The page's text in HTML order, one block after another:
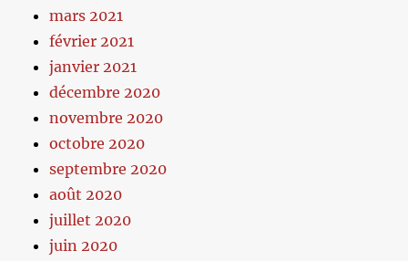
mars 2021
février 2021
janvier 2021
décembre 2020
novembre 2020
octobre 2020
septembre 2020
août 2020
juillet 2020
juin 2020